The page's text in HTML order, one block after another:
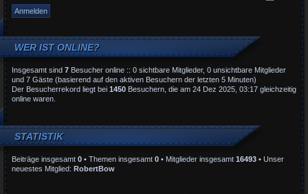
WER IST ONLINE?
Insgesamt sind 7 Besucher online :: 0 sichtbare Mitglieder, 0 unsichtbare Mitglieder
und 7 Gäste (basierend auf den aktiven Besuchern der letzten 5 Minuten)
Der Besucherrekord liegt bei 1450 Besuchern, die am 24 Dez 2025, 03:17 gleichzeitig
online waren.
STATISTIK
Beiträge insgesamt 0 • Themen insgesamt 0 • Mitglieder insgesamt 16493 • Unser
neuestes Mitglied: RobertBow